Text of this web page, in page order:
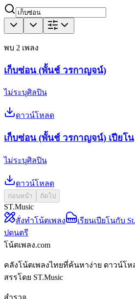
พบ 2 เพลง
เก็บซ่อน (พั้นช์ วรกาญจน์)
ไม่ระบุศิลปิน
ดาวน์โหลด
เก็บซ่อน (พั้นช์ วรกาญจน์) เปียโน
ไม่ระบุศิลปิน
ดาวน์โหลด
ก่อนหน้า ถัดไป
ST.Music
สั่งทำโน้ตเพลง
เรียนเปียโนกับ
ปดนตรี
โน้ตเพลง.com
คลังโน้ตเพลงไทยที่ค้นหาง่าย ดาวน์โ
สรรโดย ST.Music
สำรวจ